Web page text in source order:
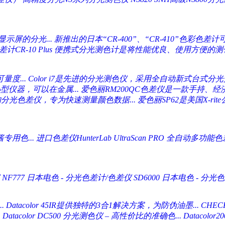
示屏的分光... 新推出的日本“CR-400”、“CR-410”色彩色差计
计CR-10 Plus 便携式分光测色计是将性能优良、使用方便的
量度... Color i7是先进的分光测色仪，采用全自动新式台式分
仪器，可以在金属... 爱色丽RM200QC色差仪是一款手持、
光色差仪，专为快速测量颜色数据... 爱色丽SP62是美国X-
专用色... 进口色差仪HunterLab UltraScan PRO 全自动多功能
日本电色 - 分光色差计/色差仪 SD6000 日本电色 - 分光
Datacolor 45IR提供独特的3合1解决方案，为防伪油墨...
Datacolor DC500 分光测色仪 – 高性价比的准确色...